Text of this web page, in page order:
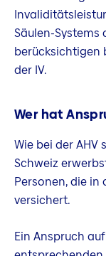
Säulen-
berücksichtigen
der IV.
Wer hat
Wie bei der AHV
Schweiz
Personen, die
versichert.
Ein Anspruch